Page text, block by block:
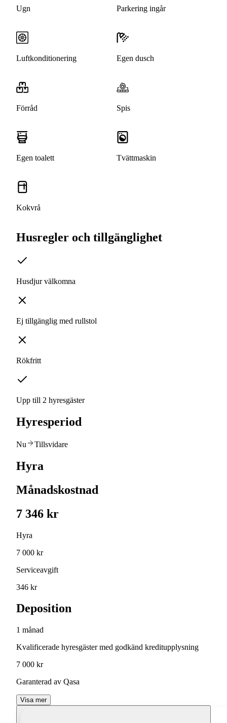
Ugn Parkering ingår
Luftkonditionering Egen dusch
Förråd Spis
Egen toalett Tvättmaskin
Kokvrå
Husregler och tillgänglighet
Husdjur välkomna
Ej tillgänglig med rullstol
Rökfritt
Upp till 2 hyresgäster
Hyresperiod
Nu Tillsvidare
Hyra
Månadskostnad
7 346 kr
Hyra
7 000 kr
Serviceavgift
346 kr
Deposition
1 månad
Kvalificerade hyresgäster med godkänd kreditupplysning
7 000 kr
Garanterad av Qasa
Visa mer